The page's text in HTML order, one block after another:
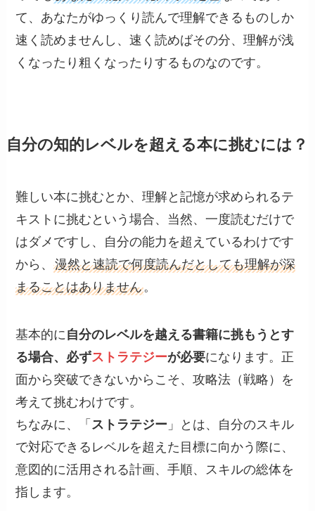
て、あなたがゆっくり読んで理解できるものしか
速く読めませんし、速く読めばその分、理解が浅
くなったり粗くなったりするものなのです。
自分の知的レベルを超える本に挑むには？
難しい本に挑むとか、理解と記憶が求められるテ
キストに挑むという場合、当然、一度読むだけで
はダメですし、自分の能力を超えているわけです
から、漫然と速読で何度読んだとしても理解が深
まることはありません。
基本的に自分のレベルを越える書籍に挑もうとす
る場合、必ずストラテジーが必要になります。正
面から突破できないからこそ、攻略法（戦略）を
考えて挑むわけです。
ちなみに、「 ストラテジー 」とは、自分のスキル
で対応できるレベルを超えた目標に向かう際に、
意図的に活用される計画、手順、スキルの総体を
指します。